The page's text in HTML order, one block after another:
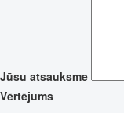
Jūsu atsauksme
Vērtējums